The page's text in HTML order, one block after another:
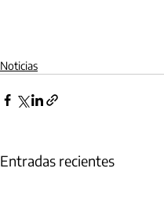
Noticias
Entradas recientes